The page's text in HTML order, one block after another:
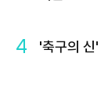
4 '축구의